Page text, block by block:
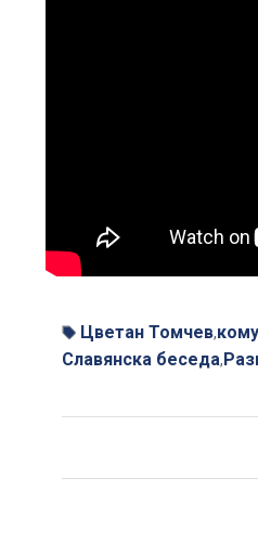
Цветан Томчев,
Славянска беседа,